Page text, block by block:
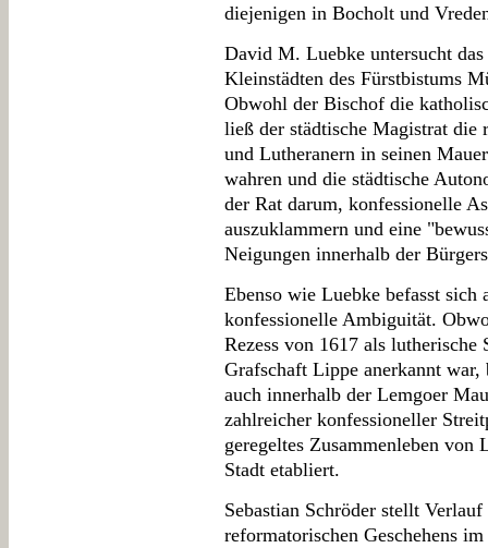
diejenigen in Bocholt und
David M. Luebke untersucht
Kleinstädten des Fürstbistums
Obwohl der Bischof die
ließ der städtische Magistrat
und Lutheranern in seinen
wahren und die städtische
der Rat darum, konfessionelle
auszuklammern und eine
Neigungen innerhalb der
Ebenso wie Luebke befasst
konfessionelle Ambiguität.
Rezess von 1617 als
Grafschaft Lippe anerkannt war,
auch innerhalb der Lemgoer
zahlreicher konfessioneller
geregeltes Zusammenleben
Stadt etabliert.
Sebastian Schröder stellt
reformatorischen Geschehens